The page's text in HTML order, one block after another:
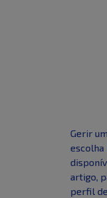
Gerir
escolha
artigo,
perfil